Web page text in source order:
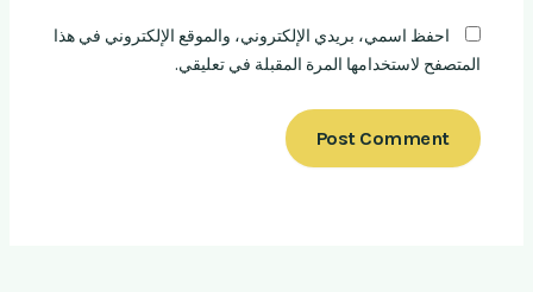
احفظ اسمي، بريدي الإلكتروني، والموقع الإلكتروني في هذا
المتصفح لاستخدامها المرة المقبلة في تعليقي.